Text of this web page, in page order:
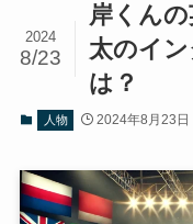
岸くん
太のイ
は？
2024
8/23
人物 2024年8月23日